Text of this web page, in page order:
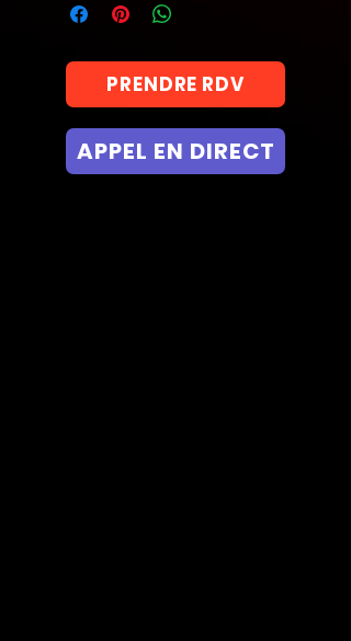
PRENDRE RDV
APPEL EN DIRECT